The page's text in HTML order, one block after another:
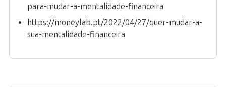
para-mudar-a-mentalidade-financeira
https://moneylab.pt/2022/04/27/quer-mudar-a-
sua-mentalidade-financeira